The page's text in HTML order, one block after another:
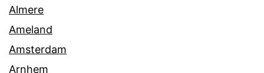
Almere
Ameland
Amsterdam
Arnhem